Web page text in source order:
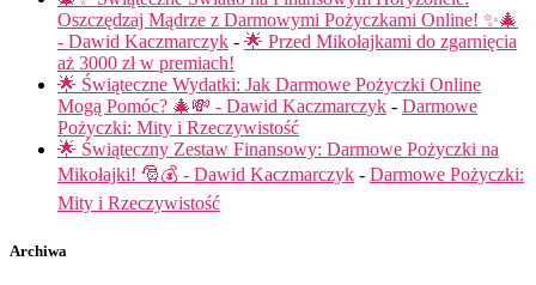
Oszczędzaj Mądrze z Darmowymi Pożyczkami Online! ✨🎄
- Dawid Kaczmarczyk - 🌟 Przed Mikołajkami do zgarnięcia
aż 3000 zł w premiach!
🌟 Świąteczne Wydatki: Jak Darmowe Pożyczki Online
Mogą Pomóc? 🎄💸 - Dawid Kaczmarczyk - Darmowe
Pożyczki: Mity i Rzeczywistość
🌟 Świąteczny Zestaw Finansowy: Darmowe Pożyczki na
Mikołajki! 🎅💰 - Dawid Kaczmarczyk - Darmowe Pożyczki:
Mity i Rzeczywistość
Archiwa